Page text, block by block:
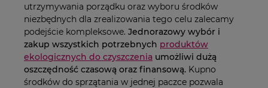
utrzymywania porządku oraz wyboru środków
niezbędnych dla zrealizowania tego celu zalecamy
podejście kompleksowe. Jednorazowy wybór i
zakup wszystkich potrzebnych produktów
ekologicznych do czyszczenia umożliwi dużą
oszczędność czasową oraz finansową. Kupno
środków do sprzątania w jednej paczce pozwala